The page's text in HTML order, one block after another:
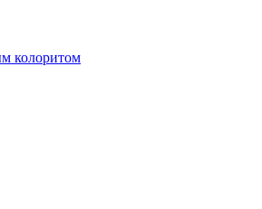
колоритом